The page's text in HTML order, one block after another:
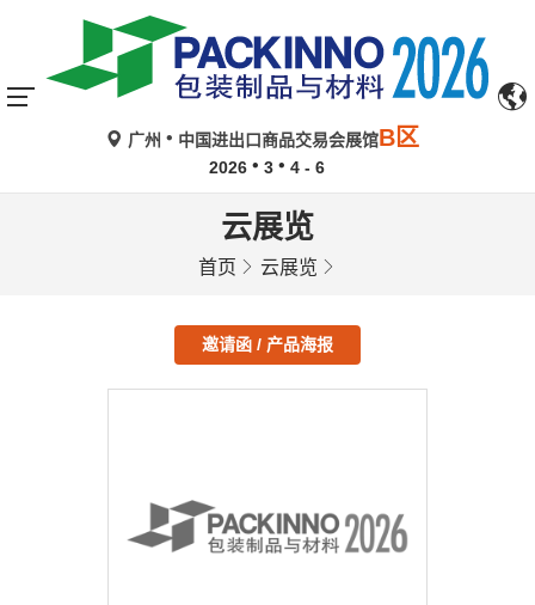
广州 中国进出口商品交易会展馆B区
2026 3 4 - 6
云展览
首页 云展览
邀请函 / 产品海报